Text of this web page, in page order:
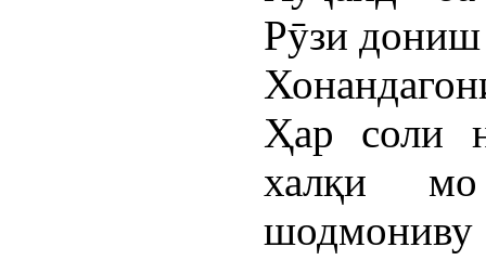
Ҳар соли
халқи
шодмониву